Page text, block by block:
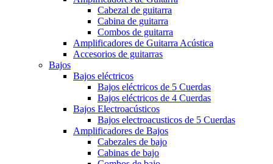
Cabezal de guitarra
Cabina de guitarra
Combos de guitarra
Amplificadores de Guitarra Acústica
Accesorios de guitarras
Bajos
Bajos eléctricos
Bajos eléctricos de 5 Cuerdas
Bajos eléctricos de 4 Cuerdas
Bajos Electroacústicos
Bajos electroacusticos de 5 Cuerdas
Amplificadores de Bajos
Cabezales de bajo
Cabinas de bajo